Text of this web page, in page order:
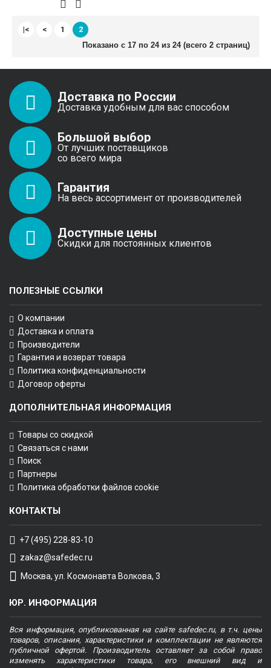
|< < 1
2
Показано с 17 по 24 из 24 (всего 2 страниц)
Доставка по России
Доставка удобным для вас способом
Большой выбор
От лучших поставщиков
со всего мира
Гарантия
На весь ассортимент от производителей
Доступные цены
Скидки для постоянных клиентов
ПОЛЕЗНЫЕ ССЫЛКИ
О компании
Доставка и оплата
Производители
Гарантия и возврат товара
Политика конфиденциальности
Договор оферты
ДОПОЛНИТЕЛЬНАЯ ИНФОРМАЦИЯ
Товары со скидкой
Связаться с нами
Поиск
Партнеры
Политика обработки файлов cookie
КОНТАКТЫ
+7 (495) 228-83-10
zakaz@safedec.ru
Москва, ул. Космонавта Волкова, 3
ЮР. ИНФОРМАЦИЯ
Вся информация, опубликованная на сайте safedec.ru, в т.ч. цены
товаров, описания, характеристики и комплектации не являются
публичной офертой. Производитель оставляет за собой право
изменять характеристики товара, его внешний вид и